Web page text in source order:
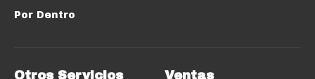
Por Dentro
Otros Servicios Ventas